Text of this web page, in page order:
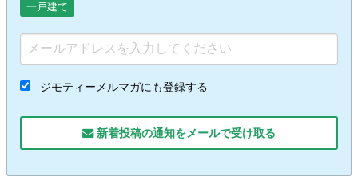
一戸建て
ジモティーメルマガにも登録する
新着投稿の通知をメールで受け取る